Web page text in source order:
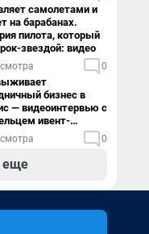
самолетами и
на барабанах.
пилота, который
звездой: видео
0
бизнес в
— видеоинтервью с
ивент-
0
еще